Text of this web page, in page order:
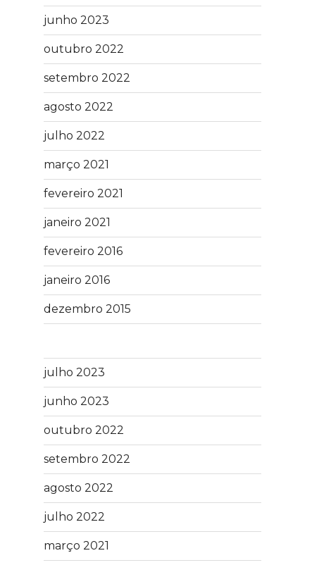
junho 2023
outubro 2022
setembro 2022
agosto 2022
julho 2022
março 2021
fevereiro 2021
janeiro 2021
fevereiro 2016
janeiro 2016
dezembro 2015
julho 2023
junho 2023
outubro 2022
setembro 2022
agosto 2022
julho 2022
março 2021